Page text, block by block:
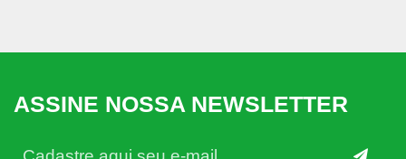
ASSINE NOSSA NEWSLETTER